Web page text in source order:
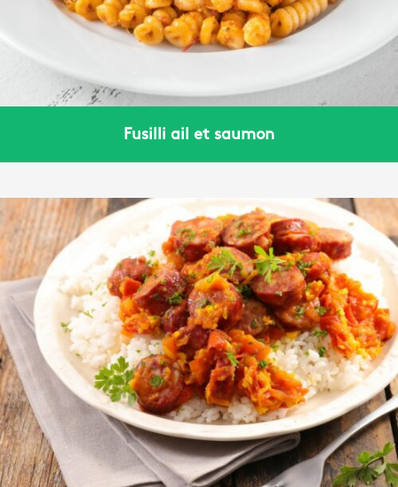
Fusilli ail et saumon